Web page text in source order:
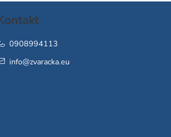
info@zvaracka.eu
0908994113